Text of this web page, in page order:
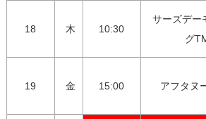
18 木 10:30
サーズデー
グ
19 金 15:00 アフタヌ